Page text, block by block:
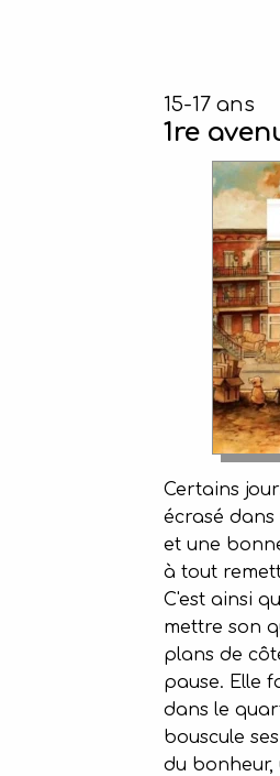
15-17 ans
1re
Certains
écrasé
et une
à tout
C'est ainsi
mettre son
plans de
pause. Elle
dans le
bouscule
du